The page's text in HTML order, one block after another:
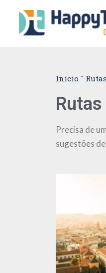
Inicio "
Precisa de
sugestões